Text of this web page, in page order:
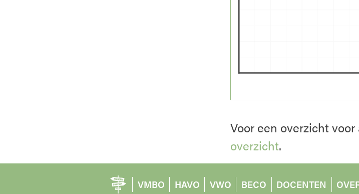
Voor een overzicht
overzicht.
VMBO HAVO VWO BECO DOCENTEN